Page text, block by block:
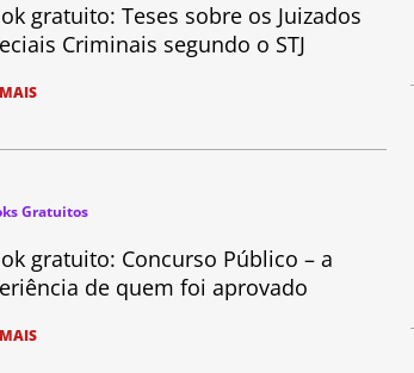
gratuito: Teses sobre os Juizados
Criminais segundo o STJ
Gratuitos
gratuito: Concurso Público – a
de quem foi aprovado